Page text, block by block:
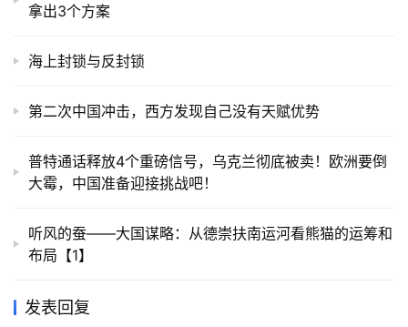
拿出3个方案
海上封锁与反封锁
第二次中国冲击，西方发现自己没有天赋优势
普特通话释放4个重磅信号，乌克兰彻底被卖！欧洲要倒
大霉，中国准备迎接挑战吧！
听风的蚕——大国谋略：从德崇扶南运河看熊猫的运筹和
布局【1】
发表回复